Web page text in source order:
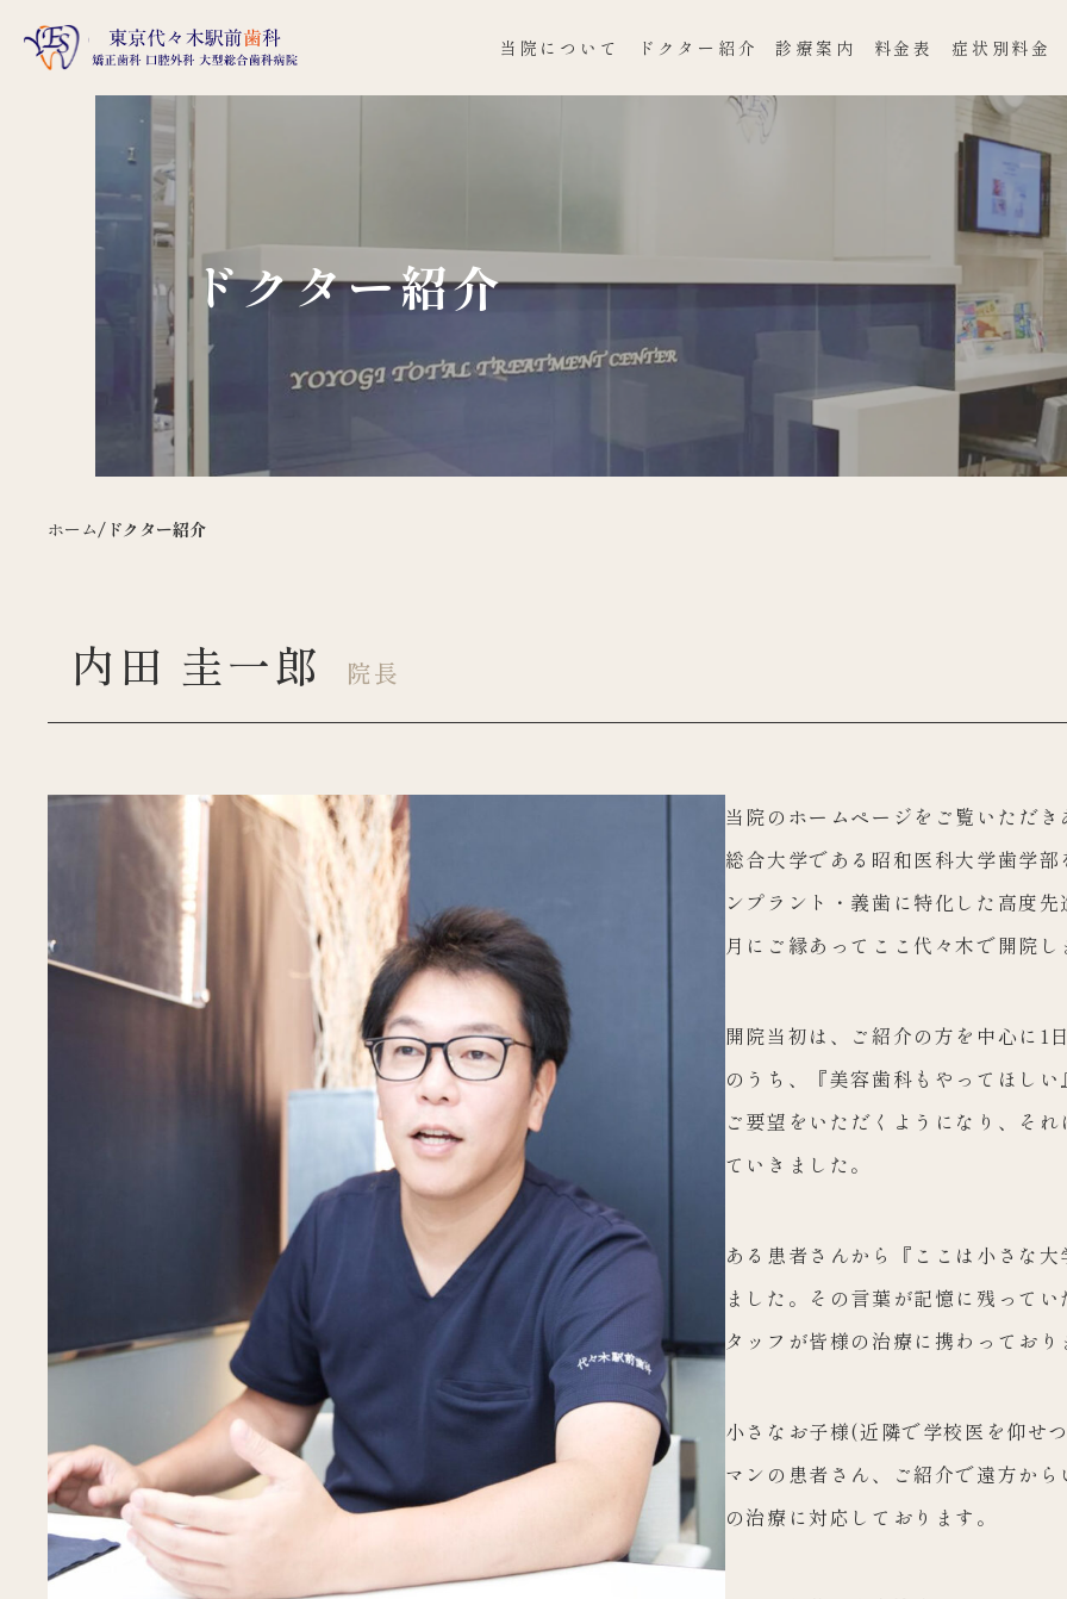
当院について ドクター紹介 診療案内 料金表 症状別料金
ドクター紹介
ホーム/ ドクター紹介
内田 圭一郎 院長
当院のホームページをご覧いただ
総合大学である昭和医科大学歯学
ンプラント・義歯に特化した高度
月にご縁あってここ代々木で開院し
開院当初は、ご紹介の方を中心に1
のうち、『美容歯科もやってほし
ご要望をいただくようになり、そ
ていきました。
ある患者さんから『ここは小さな
ました。その言葉が記憶に残って
タッフが皆様の治療に携わっており
小さなお子様(近隣で学校医を仰せ
マンの患者さん、ご紹介で遠方か
の治療に対応しております。